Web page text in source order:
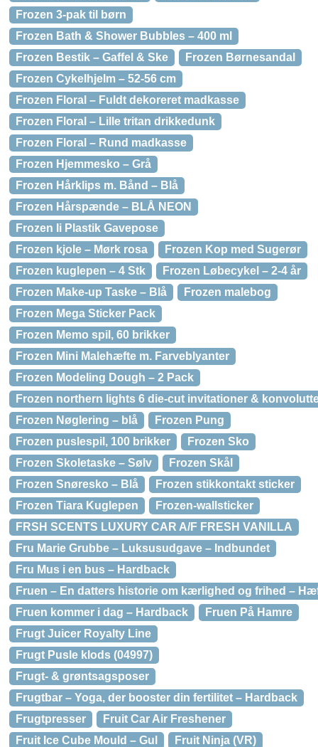
Frozen 3-pak til børn
Frozen Bath & Shower Bubbles – 400 ml
Frozen Bestik – Gaffel & Ske
Frozen Børnesandal
Frozen Cykelhjelm – 52-56 cm
Frozen Floral – Fuldt dekoreret madkasse
Frozen Floral – Lille tritan drikkedunk
Frozen Floral – Rund madkasse
Frozen Hjemmesko – Grå
Frozen Hårklips m. Bånd – Blå
Frozen Hårspænde – BLÅ NEON
Frozen Ii Plastik Gavepose
Frozen kjole – Mørk rosa
Frozen Kop med Sugerør
Frozen kuglepen – 4 Stk
Frozen Løbecykel – 2-4 år
Frozen Make-up Taske – Blå
Frozen malebog
Frozen Mega Sticker Pack
Frozen Memo spil, 60 brikker
Frozen Mini Malehæfte m. Farveblyanter
Frozen Modeling Dough – 2 Pack
Frozen northern lights 6 die-cut invitationer &
Frozen Nøglering – blå
Frozen Pung
Frozen puslespil, 100 brikker
Frozen Sko
Frozen Skoletaske – Sølv
Frozen Skål
Frozen Snøresko – Blå
Frozen stikkontakt sticker
Frozen Tiara Kuglepen
Frozen-wallsticker
FRSH SCENTS LUXURY CAR A/F FRESH VANILLA
Fru Marie Grubbe – Luksusudgave – Indbundet
Fru Mus i en bus – Hardback
Fruen – En datters historie om kærlighed og frihed –
Fruen kommer i dag – Hardback
Fruen På Hamre
Frugt Juicer Royalty Line
Frugt Pusle klods (04997)
Frugt- & grøntsagsposer
Frugtbar – Yoga, der booster din fertilitet – Hardback
Frugtpresser
Fruit Car Air Freshener
Fruit Ice Cube Mould – Gul
Fruit Ninja (VR)